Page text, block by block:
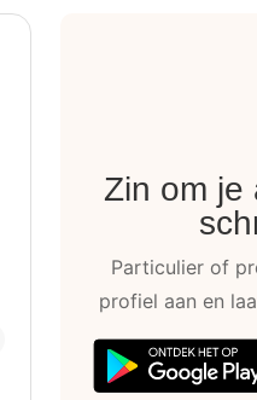
Zin om je
Particulier of
profiel aan en